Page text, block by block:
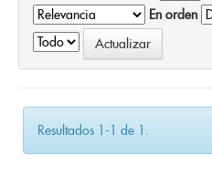
En orden
Resultados 1-1 de 1.